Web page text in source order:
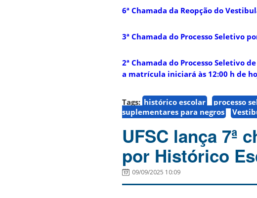
6ª Chamada da Reopção do
3ª Chamada do Processo Seletivo
2ª Chamada do Processo Seletivo
a matrícula iniciará às 12:00 h de
Tags: histórico escolar processo
suplementares para negros
UFSC lança 7ª
por Histórico
09/09/2025 10:09